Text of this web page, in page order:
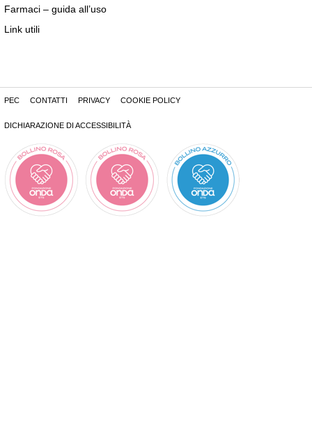
Farmaci – guida all’uso
Link utili
PEC CONTATTI PRIVACY COOKIE POLICY
DICHIARAZIONE DI ACCESSIBILITÀ